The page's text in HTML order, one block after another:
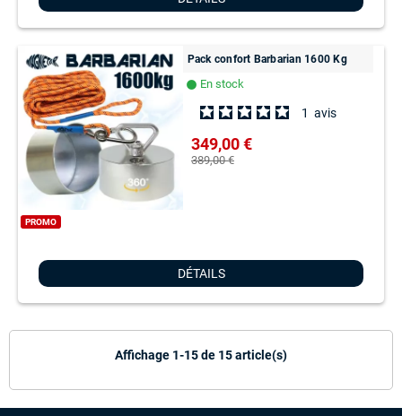
PROMO
Pack confort Barbarian 1600 Kg
lens En stock
1 avis
349,00 €
389,00 €
DÉTAILS
Affichage 1-15 de 15 article(s)